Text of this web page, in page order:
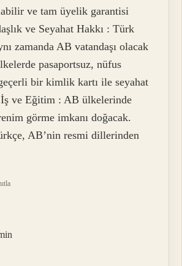
ve tam üyelik garantisi
ve Seyahat Hakkı : Türk
zamanda AB vatandaşı olacak
pasaportsuz, nüfus
bir kimlik kartı ile seyahat
ve Eğitim : AB ülkelerinde
görme imkanı doğacak.
AB’nin resmi dillerinden